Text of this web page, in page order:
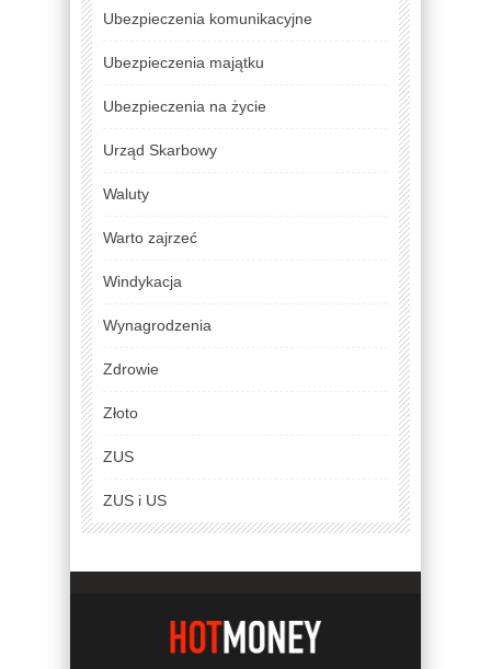
Ubezpieczenia komunikacyjne
Ubezpieczenia majątku
Ubezpieczenia na życie
Urząd Skarbowy
Waluty
Warto zajrzeć
Windykacja
Wynagrodzenia
Zdrowie
Złoto
ZUS
ZUS i US